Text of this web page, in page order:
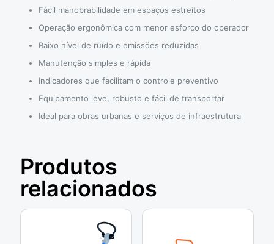
Fácil manobrabilidade em espaços estreitos
Operação ergonômica com menor esforço do operador
Baixo nível de ruído e emissões reduzidas
Manutenção simples e rápida
Indicadores que facilitam o controle preventivo
Equipamento leve, robusto e fácil de transportar
Ideal para obras urbanas e serviços de infraestrutura
Produtos
relacionados